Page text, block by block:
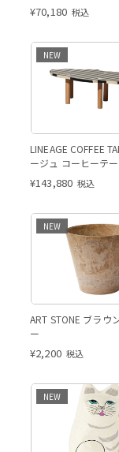
¥70,180 税込
NEW
LINEAGE COFFEE
ージュ コーヒーテー
¥143,880 税込
NEW
ART STONE ブラウ
ー
¥2,200 税込
NEW